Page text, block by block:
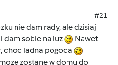
#21
nie dam rady, ale dzisiaj
dam sobie na luz
Nawet
choc ladna pogoda
zostane w domu do